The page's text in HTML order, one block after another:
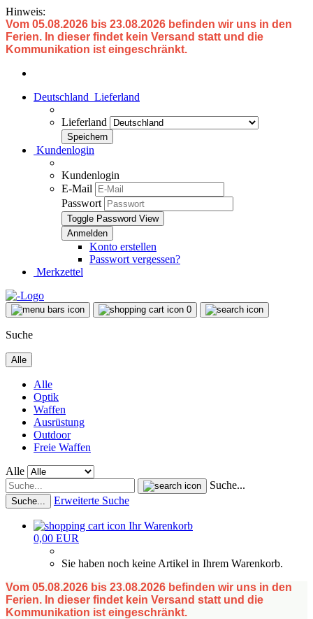
Hinweis:
Vom 05.08.2026 bis 23.08.2026 befinden wir uns in den
Ferien. In dieser findet kein Versand statt und die
Kommunikation ist eingeschränkt.
Deutschland Lieferland
Lieferland
Kundenlogin
Kundenlogin
E-Mail
Passwort
Toggle Password View
Konto erstellen
Passwort vergessen?
Merkzettel
0
Suche
Alle
Alle
Optik
Waffen
Ausrüstung
Outdoor
Freie Waffen
Alle
Suche...
Suche... Erweiterte Suche
Ihr Warenkorb
0,00 EUR
Sie haben noch keine Artikel in Ihrem Warenkorb.
Vom 05.08.2026 bis 23.08.2026 befinden wir uns in den
Ferien. In dieser findet kein Versand statt und die
Kommunikation ist eingeschränkt.